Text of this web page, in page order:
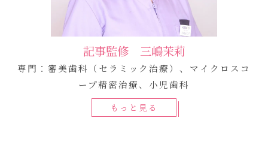
記事監修 三嶋茉莉
専門：審美歯科（セラミック治療）、マイクロスコ
ープ精密治療、小児歯科
もっと見る